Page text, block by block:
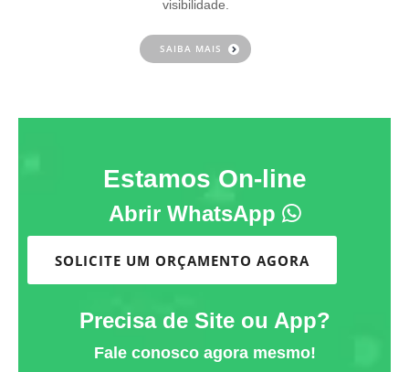
visibilidade.
SAIBA MAIS
Estamos On-line
Abrir WhatsApp
SOLICITE UM ORÇAMENTO AGORA
Precisa de Site ou App?
Fale conosco agora mesmo!